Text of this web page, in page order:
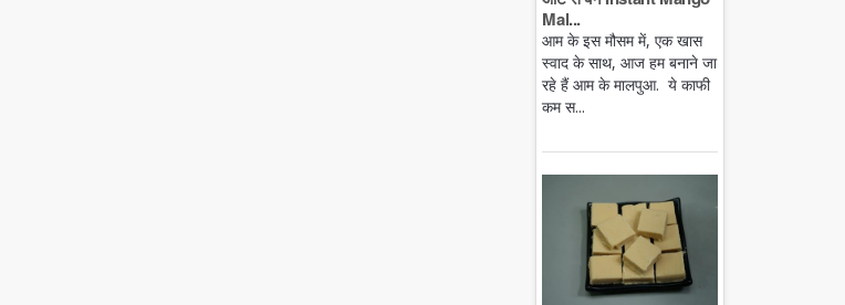
Mal...
आम के इस मौसम में, एक खास
स्वाद के साथ, आज हम बनाने जा
रहे हैं आम के मालपुआ. ये काफी
कम स...